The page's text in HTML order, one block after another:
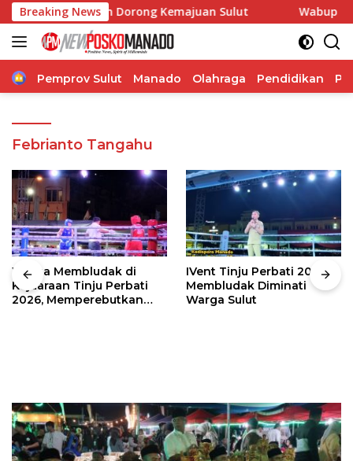
Langsung
ke
konten
Breaking News
Pangdam Dorong Kemajuan Sulut Wabup
Home
Pemprov Sulut Manado Olahraga Pendidikan
Febrianto Tangahu
Warga Membludak di
Kejuaraan Tinju Perbati
2026, Memperebutkan
IVent Tinju Perbati 2026
Membludak Diminati
Warga Sulut